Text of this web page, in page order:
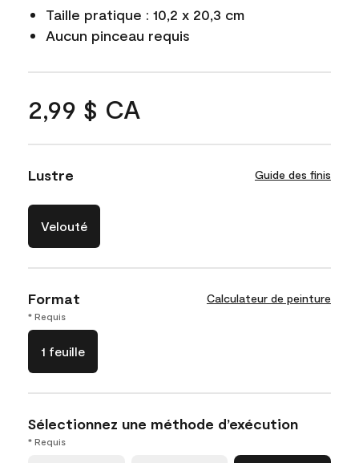
Taille pratique : 10,2 x 20,3 cm
Aucun pinceau requis
2,99 $ CA
Lustre Guide des finis
Velouté
Format Calculateur de peinture
* Requis
1 feuille
Sélectionnez une méthode d’exécution
* Requis